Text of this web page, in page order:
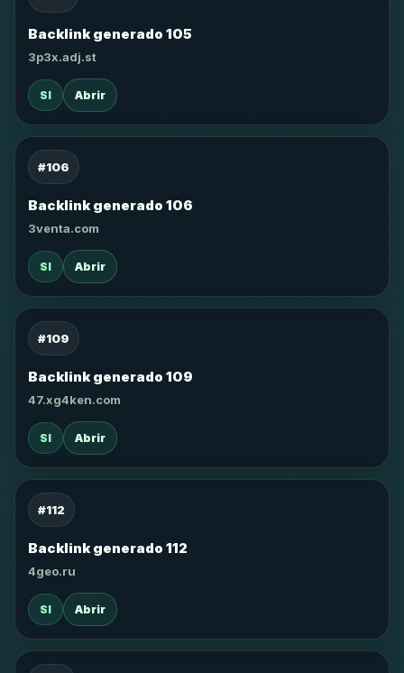
Backlink generado 105
3p3x.adj.st
SI Abrir
#106
Backlink generado 106
3venta.com
SI Abrir
#109
Backlink generado 109
47.xg4ken.com
SI Abrir
#112
Backlink generado 112
4geo.ru
SI Abrir